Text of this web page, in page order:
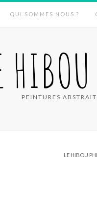
QUI SOMMES NOUS ?
PEINTURES
LE HIBOU